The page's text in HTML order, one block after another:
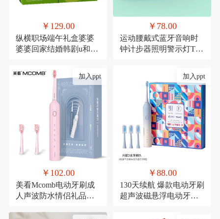
￥129.00
纵横职场端午礼盒婆婆
婆婆回家结婚韩剧u和规
￥78.00
运动腰戴式蓝牙音响时
钟计步器照明警示灯TF
加入ppt
￥102.00
美看Mcomb电动牙刷成
人声波防水情侣礼品科
加入ppt
￥88.00
130天续航 爆款电动牙刷
超声波磁悬浮电动牙刷